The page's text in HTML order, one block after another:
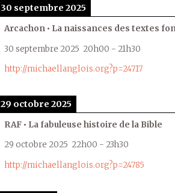
30 septembre 2025
Arcachon • La naissances des textes
30 septembre 2025 20h00 - 21h30
http://michaellanglois.org?p=24717
29 octobre 2025
RAF • La fabuleuse histoire de la Bible
29 octobre 2025 22h00 - 23h30
http://michaellanglois.org?p=24785